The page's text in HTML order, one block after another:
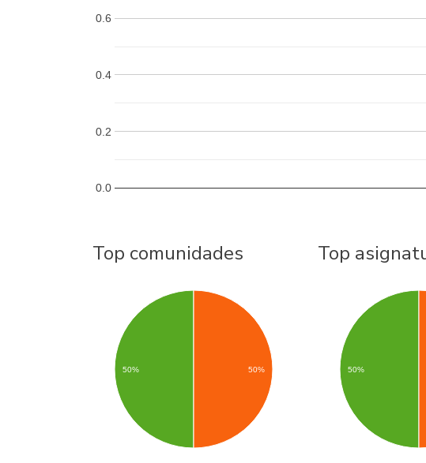
0.0
0.2
0.4
0.6
Top comunidades
50% 50%
Top
50%